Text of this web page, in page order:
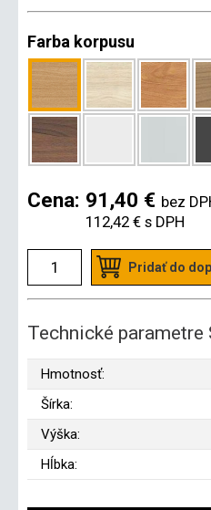
Farba korpusu
Cena: 91,40 € bez
112,42 € s DPH
Pridať do
Technické parametre
Hmotnosť:
Šírka:
Výška:
Hĺbka: